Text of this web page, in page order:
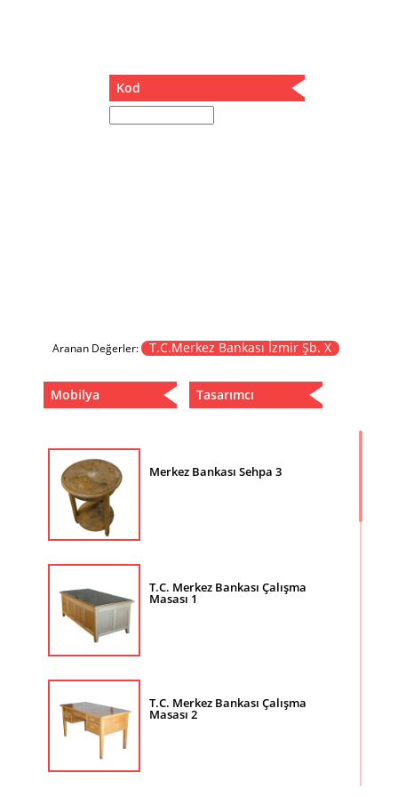
Separatör
Kod
Aranan Değerler: T.C.Merkez Bankası İzmir Şb. X
Mobilya Tasarımcı
Merkez Bankası Sehpa 3
T.C. Merkez Bankası Çalışma
Masası 1
T.C. Merkez Bankası Çalışma
Masası 2